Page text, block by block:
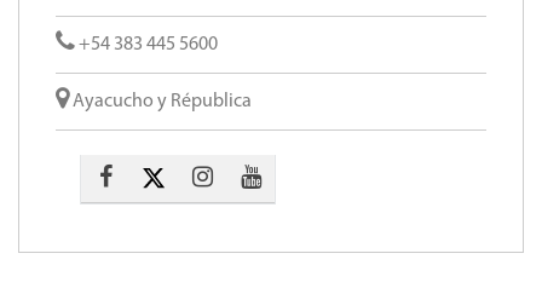
+54 383 445 5600​
Ayacucho y Républica